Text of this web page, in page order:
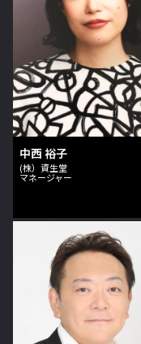
中西 裕子
(株）資生堂
マネージャー